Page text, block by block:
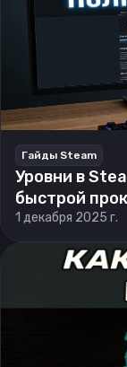
Гайды Steam
Уровни в
быстрой
1 декабря 2025 г.